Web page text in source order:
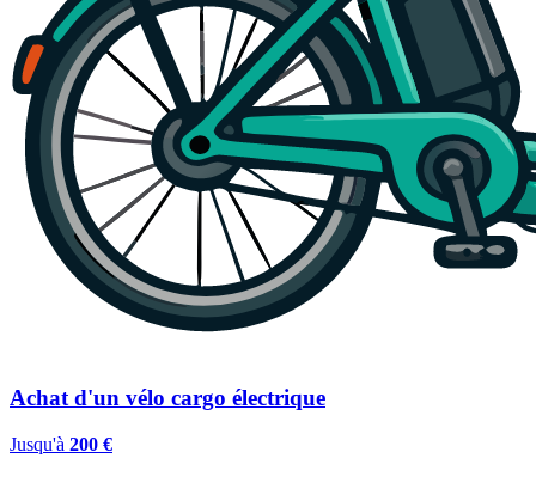
Achat d'un vélo cargo électrique
Jusqu'à 200 €